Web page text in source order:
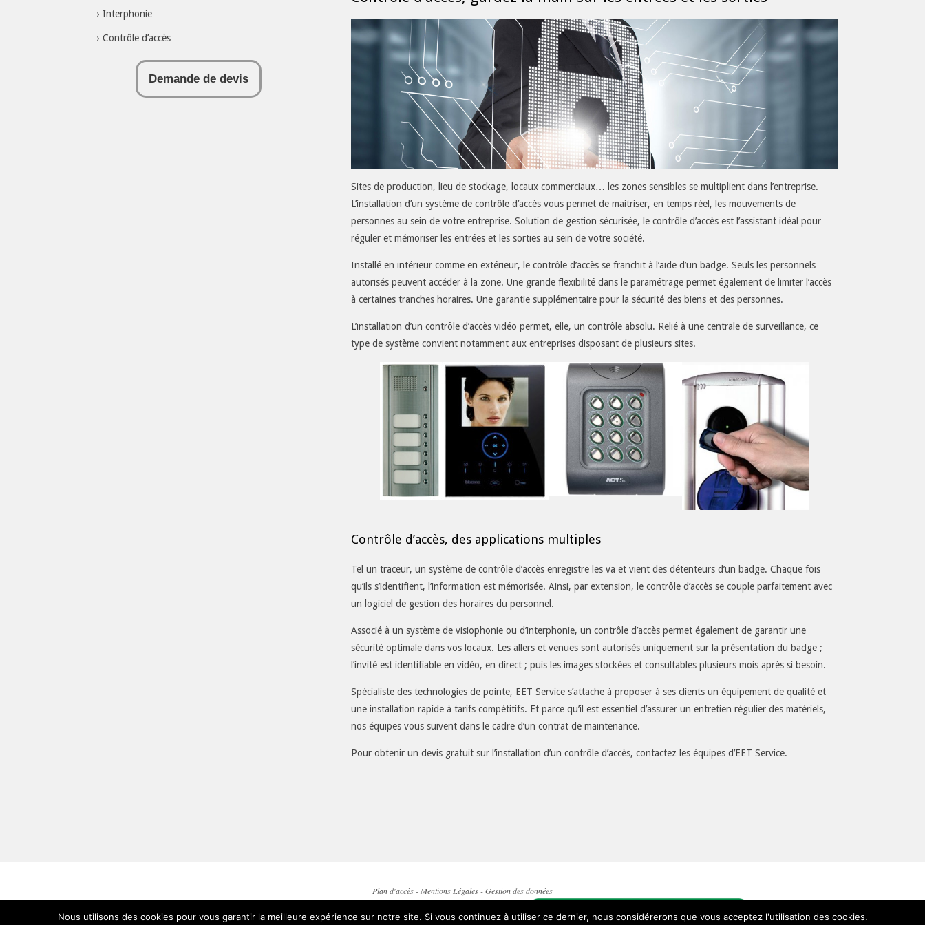
Sites de production, lieu de stockage, locaux commerciaux… les zones sensibles se multiplient dans l’entreprise.
L’installation d’un système de contrôle d’accès vous permet de maitriser, en temps réel, les mouvements de
personnes au sein de votre entreprise. Solution de gestion sécurisée, le contrôle d’accès est l’assistant idéal pour
réguler et mémoriser les entrées et les sorties au sein de votre société.
Installé en intérieur comme en extérieur, le contrôle d’accès se franchit à l’aide d’un badge. Seuls les personnels
autorisés peuvent accéder à la zone. Une grande flexibilité dans le paramétrage permet également de limiter l’accès
à certaines tranches horaires. Une garantie supplémentaire pour la sécurité des biens et des personnes.
L’installation d’un contrôle d’accès vidéo permet, elle, un contrôle absolu. Relié à une centrale de surveillance, ce
type de système convient notamment aux entreprises disposant de plusieurs sites.
Contrôle d’accès, des applications multiples
Tel un traceur, un système de contrôle d’accès enregistre les va et vient des détenteurs d’un badge. Chaque fois
qu’ils s’identifient, l’information est mémorisée. Ainsi, par extension, le contrôle d’accès se couple parfaitement avec
un logiciel de gestion des horaires du personnel.
Associé à un système de visiophonie oud’interphonie, un contrôle d’accès permet également de garantir une
sécurité optimale dans vos locaux. Les allers et venues sont autorisés uniquement sur la présentation du badge ;
l’invité est identifiable en vidéo, en direct ; puis les images stockées et consultables plusieurs mois après si besoin.
Spécialiste des technologies de pointe, EET Service s’attache à proposer à ses clients un équipement de qualité et
une installation rapide à tarifs compétitifs. Et parce qu’il est essentiel d’assurer un entretien régulier des matériels,
nos équipes vous suivent dans le cadre d’un contrat de maintenance.
Pour obtenir undevis gratuit sur l’installation d’un contrôle d’accès, contactez les équipes d’EET Service.
Interphonie
Contrôle d’accès
Demande de devis
Plan d'accès-Mentions Légales-Gestion des données
EET Service - 481 rue Clément Ader, EVREUX - Téléphone : 02 32 31 32 25 - Numéro vert : 0800 815 210
Nous utilisons des cookies pour vous garantir la meilleure expérience sur notre site. Si vous continuez à utiliser ce dernier, nous considérerons que vous acceptez l'utilisation des cookies.